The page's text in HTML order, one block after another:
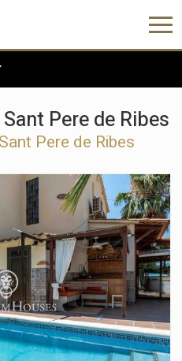
Sant Pere de Ribes
Pere de Ribes
LA BÚSQUEDA